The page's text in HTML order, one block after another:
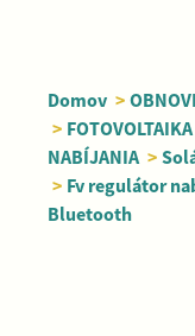
Domov >
> FOTOVOLTAIKA
NABÍJANIA >
> Fv regulátor
Bluetooth